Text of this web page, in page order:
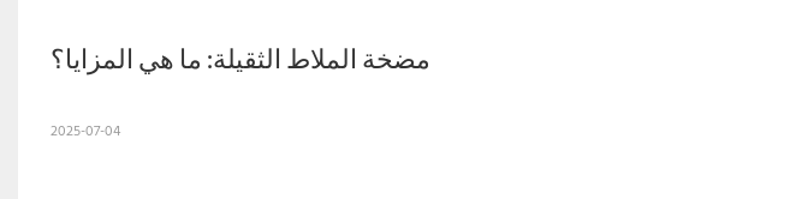
مضخة الملاط الثقيلة: ما هي المزايا؟
2025-07-04